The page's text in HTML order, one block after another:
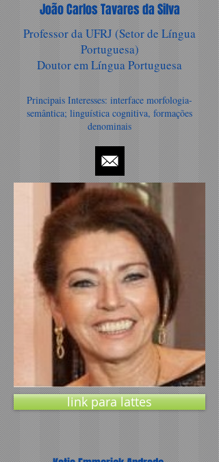
João Carlos Tavares da Silva
Professor da UFRJ (Setor de Língua
Portuguesa)
Doutor em Língua Portuguesa
Principais Interesses: interface morfologia-
semântica; linguística cognitiva, formações
denominais
link para lattes